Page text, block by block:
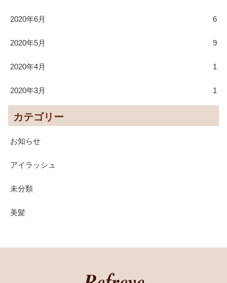
2020年6月 6
2020年5月 9
2020年4月 1
2020年3月 1
カテゴリー
お知らせ
アイラッシュ
未分類
美髪